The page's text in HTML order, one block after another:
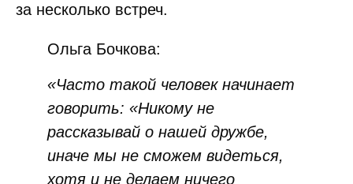
за несколько встреч.
Ольга Бочкова:
«Часто такой человек начинает
говорить: «Никому не
рассказывай о нашей дружбе,
иначе мы не сможем видеться,
хотя и не делаем ничего